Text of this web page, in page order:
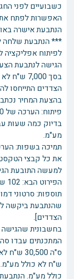
כשבועיים לפני
האפשרות לפתח את
הנתבעת אישרה
*** הנתבעת שלחה
לפיתוח אפליקציה
הגישה לנתבעת
בסך 7,000 ש"ח לא כולל מע"מ, סכום זה שולם ע"י הנתבעת.
הצדדים התייחסו
בהצעת המחיר
מע"מ.
את כל קבצי הטקסט מוכנים.
שהנתבעת ביקשה
הצדדים].
בחשבונית שהגישה